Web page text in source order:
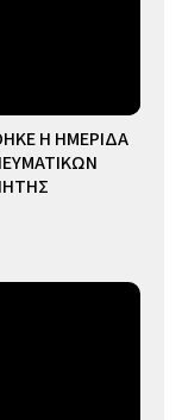
Η ΗΜΕΡΙΔΑ